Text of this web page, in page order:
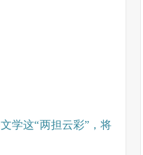
学这“两担云彩”，将